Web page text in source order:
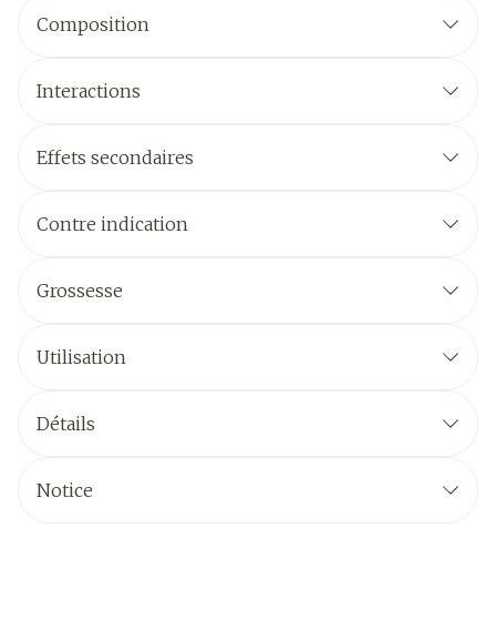
Composition
Interactions
Effets secondaires
Contre indication
Grossesse
Utilisation
Détails
Notice